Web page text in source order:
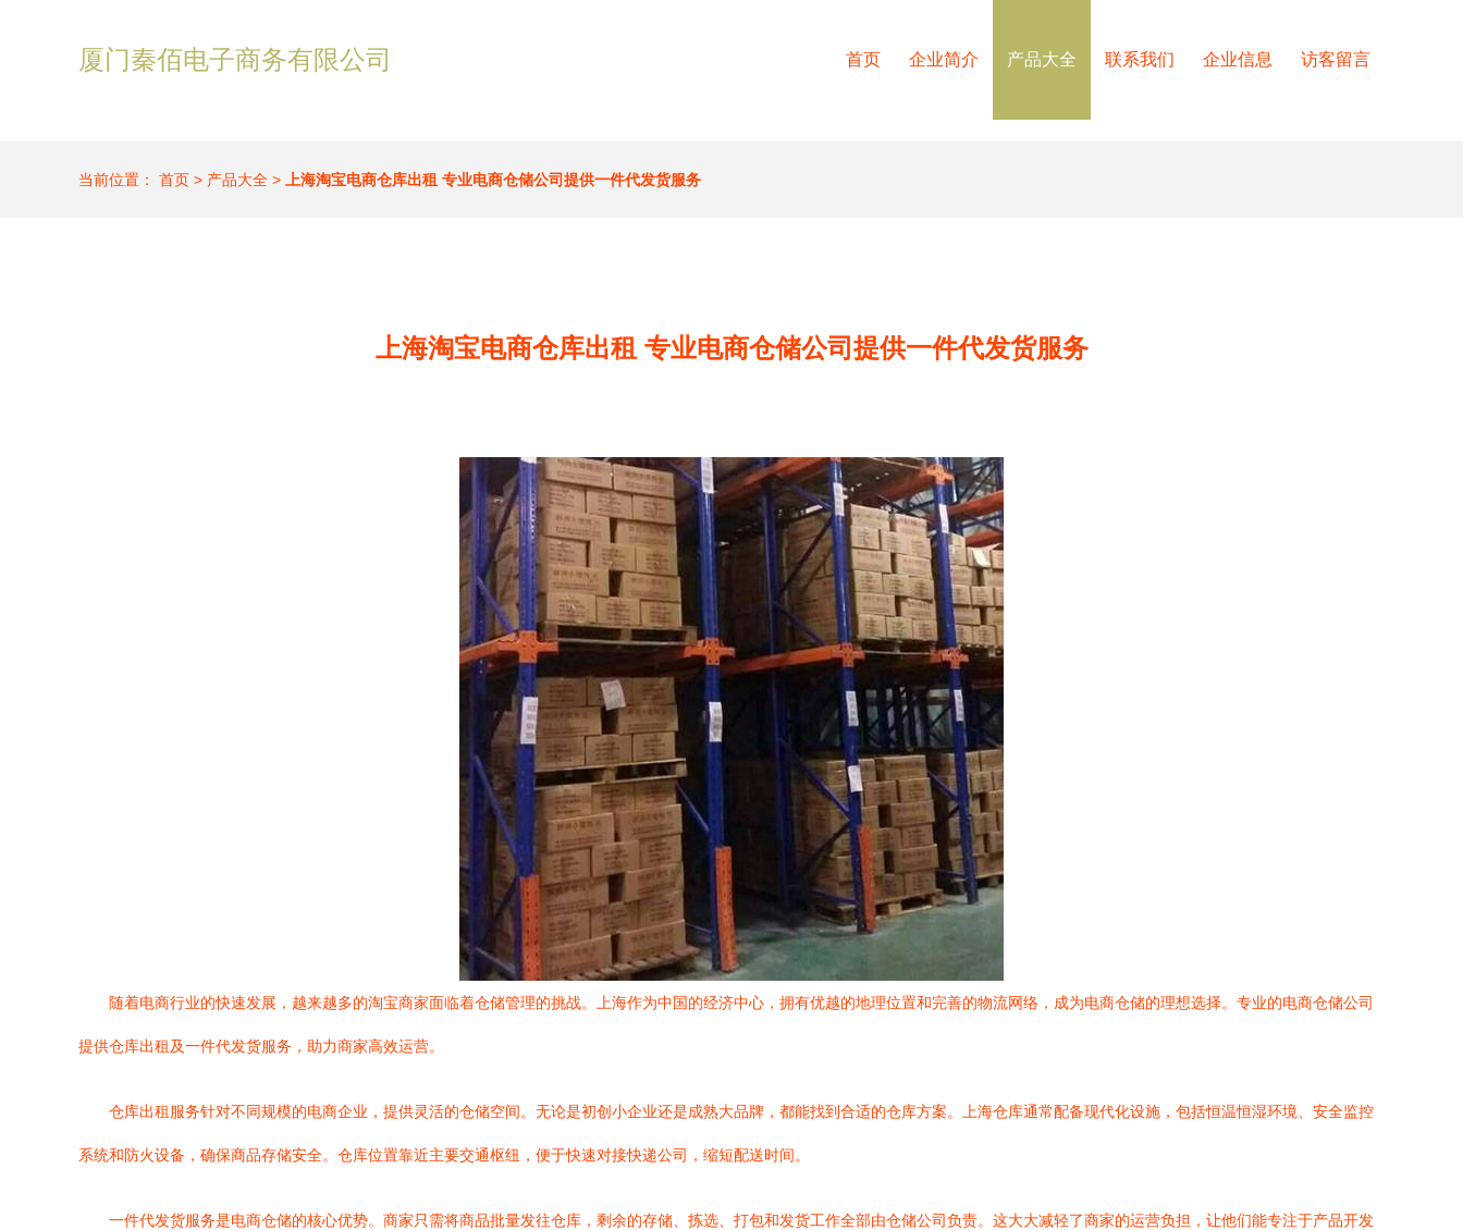
厦门秦佰电子商务有限公司 首页 企业简介 产品大全 联系我们 企业信息 访客留言
当前位置： 首页 > 产品大全 > 上海淘宝电商仓库出租 专业电商仓储公司提供一件代发货服务
上海淘宝电商仓库出租 专业电商仓储公司提供一件代发货服务
随着电商行业的快速发展，越来越多的淘宝商家面临着仓储管理的挑战。上海作为中国的经济中心，拥有优越的地理位置和完善的物流网络，成为电商仓储的理想选择。专业的电商仓储公司
提供仓库出租及一件代发货服务，助力商家高效运营。
仓库出租服务针对不同规模的电商企业，提供灵活的仓储空间。无论是初创小企业还是成熟大品牌，都能找到合适的仓库方案。上海仓库通常配备现代化设施，包括恒温恒湿环境、安全监控
系统和防火设备，确保商品存储安全。仓库位置靠近主要交通枢纽，便于快速对接快递公司，缩短配送时间。
一件代发货服务是电商仓储的核心优势。商家只需将商品批量发往仓库，剩余的存储、拣选、打包和发货工作全部由仓储公司负责。这大大减轻了商家的运营负担，让他们能专注于产品开发